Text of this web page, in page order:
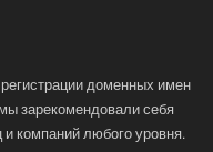
доменных имен
зарекомендовали себя
компаний любого уровня.